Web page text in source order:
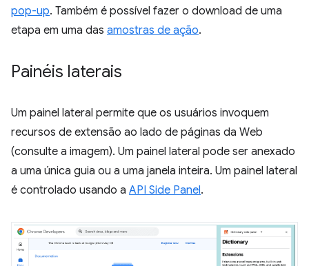
pop-up. Também é possível fazer o download de uma
etapa em uma das amostras de ação.
Painéis laterais
Um painel lateral permite que os usuários invoquem
recursos de extensão ao lado de páginas da Web
(consulte a imagem). Um painel lateral pode ser anexado
a uma única guia ou a uma janela inteira. Um painel lateral
é controlado usando a API Side Panel.